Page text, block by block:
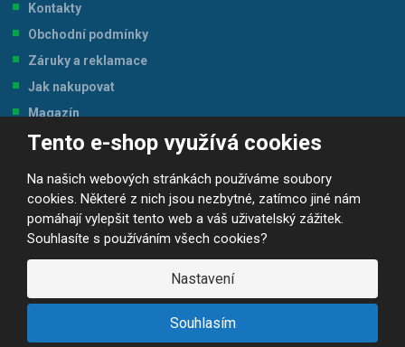
Tento e-shop využívá cookies
Na našich webových stránkách používáme soubory
cookies. Některé z nich jsou nezbytné, zatímco jiné nám
pomáhají vylepšit tento web a váš uživatelský zážitek.
Souhlasíte s používáním všech cookies?
Nastavení
Souhlasím
Kontakty
Obchodní podmínky
Záruky a reklamace
Jak nakupovat
Magazín
Tabulka velikostí
© 2026, JP-SPORT.CZ SPORTOVNÍ POTŘEBY
Prohlášení o přístupnosti |Mapa stránek ||GDPR
VYROBILA
R